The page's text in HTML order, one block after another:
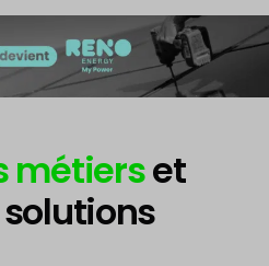
métierset